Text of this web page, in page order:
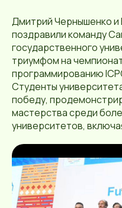
Дмитрий Чернышенко и
поздравили команду
государственного
триумфом на
программированию
Студенты
победу,
мастерства среди
университетов,